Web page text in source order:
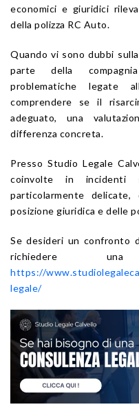
economici e giuridici
della polizza RC Auto.
Quando vi sono dubbi
parte della
problematiche legate
comprendere se il
adeguato, una
differenza concreta.
Presso Studio Legale
coinvolte in incidenti
particolarmente delicate,
posizione giuridica e delle
Se desideri un confronto
richiedere
https://
legale/